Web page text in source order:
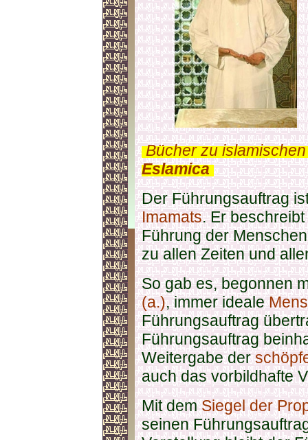
.Bücher zu
Eslamica.
Der Führungsauftrag
Imamats. Er
Führung der
zu allen Zeiten und
So gab es, begonnen
(a.), immer ideale
Führungsauftrag
Führungsauftrag
Weitergabe der
auch das vorbildhafte
Mit demSiegel der
seinen